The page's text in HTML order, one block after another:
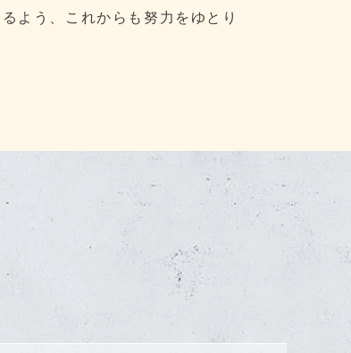
よう、これからも努力をゆとり